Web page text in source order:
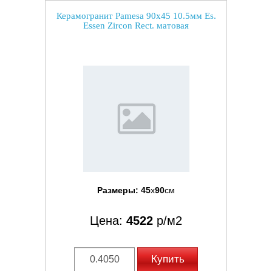
Керамогранит Pamesa 90x45 10.5мм Es.
Essen Zircon Rect. матовая
Размеры: 45x90см
Цена: 4522 р/м2
Купить